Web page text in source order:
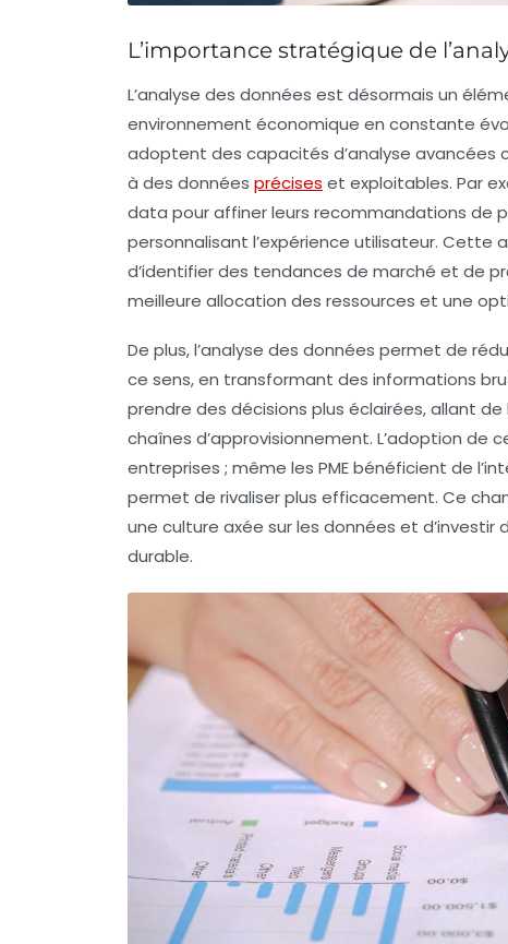
L’importance stratégique de
L’analyse des données est désormais un
environnement économique en constante
adoptent des capacités d’analyse
à des données précises et exploitables. Par
data pour affiner leurs recommandations de
personnalisant l’expérience utilisateur.
d’identifier des tendances de marché et de
meilleure allocation des ressources et une
De plus, l’analyse des données permet de
ce sens, en transformant des informations
prendre des décisions plus éclairées, allant
chaînes d’approvisionnement. L’adoption
entreprises ; même les PME bénéficient de
permet de rivaliser plus efficacement. Ce
une culture axée sur les données et d’investir
durable.